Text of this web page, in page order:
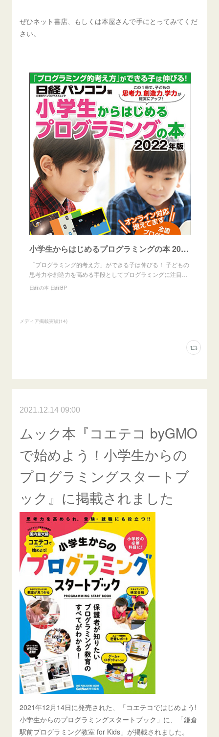
ぜひネット書店、もしくは本屋さんで手にとってみてくだ
さい。
小学生からはじめるプログラミングの本 2022年版
「プログラミング的考え方」ができる子は伸びる！ 子どもの
思考力や創造力を高める手段としてプログラミングに注目…
日経の本 日経BP
メディア掲載実績(14)
2021.12.14 09:00
ムック本『コエテコ byGMO
で始めよう！小学生からの
プログラミングスタートブ
ック』に掲載されました
2021年12月14日に発売された、「コエテコではじめよう!
小学生からのプログラミングスタートブック」に、「鎌倉
駅前プログラミング教室 for Kids」が掲載されました。